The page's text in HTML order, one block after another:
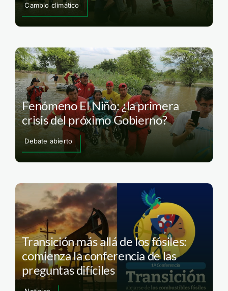
Cambio climático
Fenómeno El Niño: ¿la primera
crisis del próximo Gobierno?
Debate abierto
Transición más allá de los fósiles:
comienza la conferencia de las
preguntas difíciles